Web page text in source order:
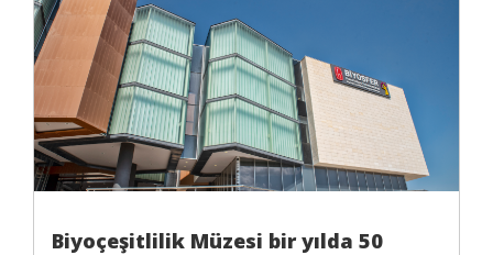
Biyoçeşitlilik Müzesi bir yılda 50